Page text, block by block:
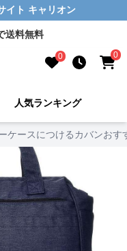
イト キャリオン
送料無料
0 0
人気ランキング
ケースにつけるカバンお